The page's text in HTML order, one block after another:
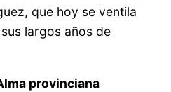
que hoy se ventila
largos años de
provinciana